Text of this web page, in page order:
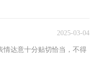
2025-03-04
情达意十分贴切恰当，不得